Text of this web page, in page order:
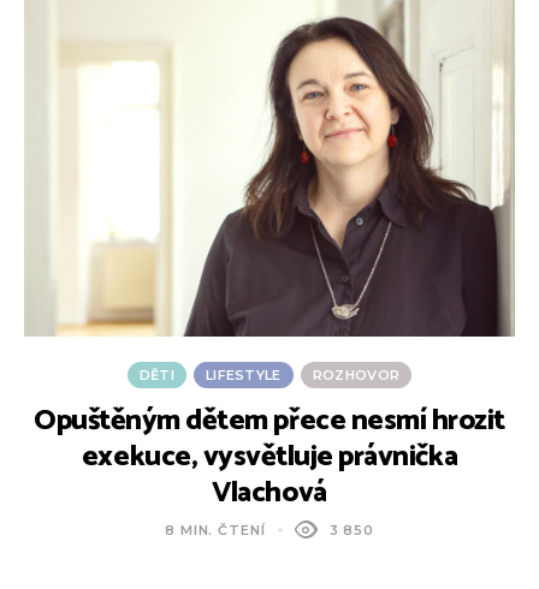
DĚTI LIFESTYLE ROZHOVOR
Opuštěným dětem přece nesmí hrozit
exekuce, vysvětluje právnička
Vlachová
8 MIN. ČTENÍ 3 850